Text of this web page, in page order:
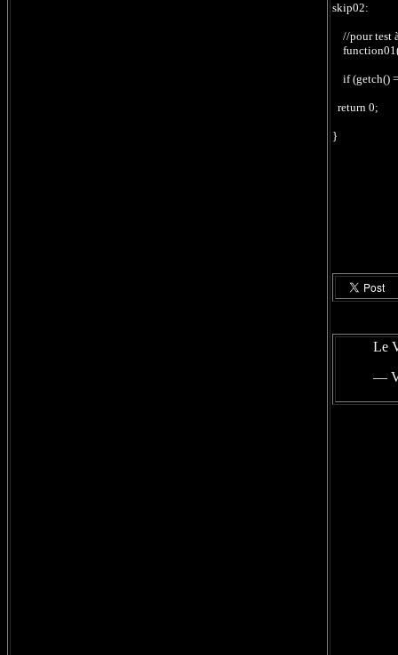
skip02:
//pour test
if (getch()
return 0;
}
Le
—